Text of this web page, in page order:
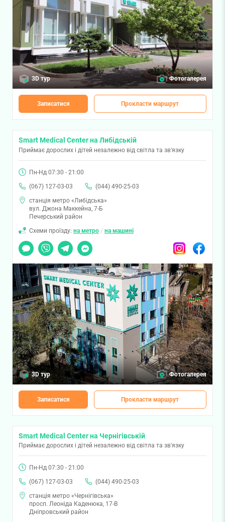
3D тур Фотогалерея
Записатися Прокласти маршрут
Smart Medical Center на Либідській
Приймає дорослих і дітей незалежно від світла та зв'язку
Пн-Нд 07:30 - 21:00
(067) 127-03-03
(044) 490-25-03
станція метро «Либідська»
вул. Джона Маккейна, 7-Б
Печерський район
Схеми проїзду: на метро / на машині
Чат
Viber TelegramMessenger InstagramFacebook
3D тур Фотогалерея
Записатися Прокласти маршрут
Smart Medical Center на Чернігівській
Приймає дорослих і дітей незалежно від світла та зв'язку
Пн-Нд 07:30 - 21:00
(067) 127-03-03
(044) 490-25-03
станція метро «Чернігівська»
просп. Леоніда Каденюка, 17-В
Дніпровський район